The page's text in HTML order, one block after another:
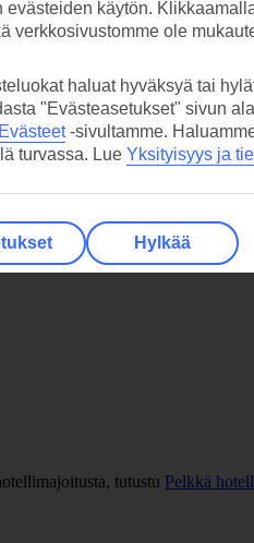
inspiroi JK Rowlingia,
Pääset Praia dos Inglesesille
FC Porton kotistadion. Mene
tutustu Pelkkä
käytön.
verkkosivustomme ole
haluat hyväksyä tai
"Evästeasetukset" sivun
Evästeet-sivultamme.
turvassa. Lue Yksityisyys ja
Hylkää